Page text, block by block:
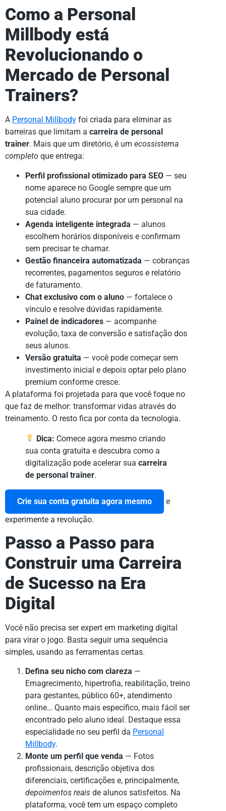
Como a Personal
Millbody está
Revolucionando o
Mercado de Personal
Trainers?
A Personal Millbody foi criada para eliminar as
barreiras que limitam a carreira de personal
trainer. Mais que um diretório, é um ecossistema
completo que entrega:
Perfil profissional otimizado para SEO — seu
nome aparece no Google sempre que um
potencial aluno procurar por um personal na
sua cidade.
Agenda inteligente integrada — alunos
escolhem horários disponíveis e confirmam
sem precisar te chamar.
Gestão financeira automatizada — cobranças
recorrentes, pagamentos seguros e relatório
de faturamento.
Chat exclusivo com o aluno — fortalece o
vínculo e resolve dúvidas rapidamente.
Painel de indicadores — acompanhe
evolução, taxa de conversão e satisfação dos
seus alunos.
Versão gratuita — você pode começar sem
investimento inicial e depois optar pelo plano
premium conforme cresce.
A plataforma foi projetada para que você foque no
que faz de melhor: transformar vidas através do
treinamento. O resto fica por conta da tecnologia.
Dica: Comece agora mesmo criando
sua conta gratuita e descubra como a
digitalização pode acelerar sua carreira
de personal trainer.
Crie sua conta gratuita agora mesmo
e
experimente a revolução.
Passo a Passo para
Construir uma Carreira
de Sucesso na Era
Digital
Você não precisa ser expert em marketing digital
para virar o jogo. Basta seguir uma sequência
simples, usando as ferramentas certas.
Defina seu nicho com clareza —
Emagrecimento, hipertrofia, reabilitação, treino
para gestantes, público 60+, atendimento
online… Quanto mais específico, mais fácil ser
encontrado pelo aluno ideal. Destaque essa
especialidade no seu perfil da Personal
Millbody.
Monte um perfil que venda — Fotos
profissionais, descrição objetiva dos
diferenciais, certificações e, principalmente,
depoimentos reais de alunos satisfeitos. Na
plataforma, você tem um espaço completo